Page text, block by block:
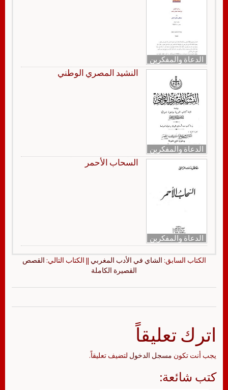
الدعاة والمفكرين
الدعاة والمفكرين
النشيد المصري الوطني
الدعاة والمفكرين
السحاب الأحمر
الكتاب السابق: الشاي في الأدب المغربي || الكتاب التالي: القصص
القصيرة الكاملة
اترك تعليقاً
يجب أنت تكون مسجل الدخول لتضيف تعليقاً.
كتب شائعة: